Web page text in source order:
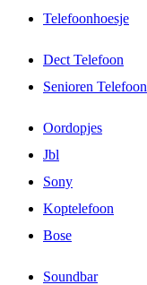
Telefoonhoesje
Dect Telefoon
Senioren Telefoon
Oordopjes
Jbl
Sony
Koptelefoon
Bose
Soundbar